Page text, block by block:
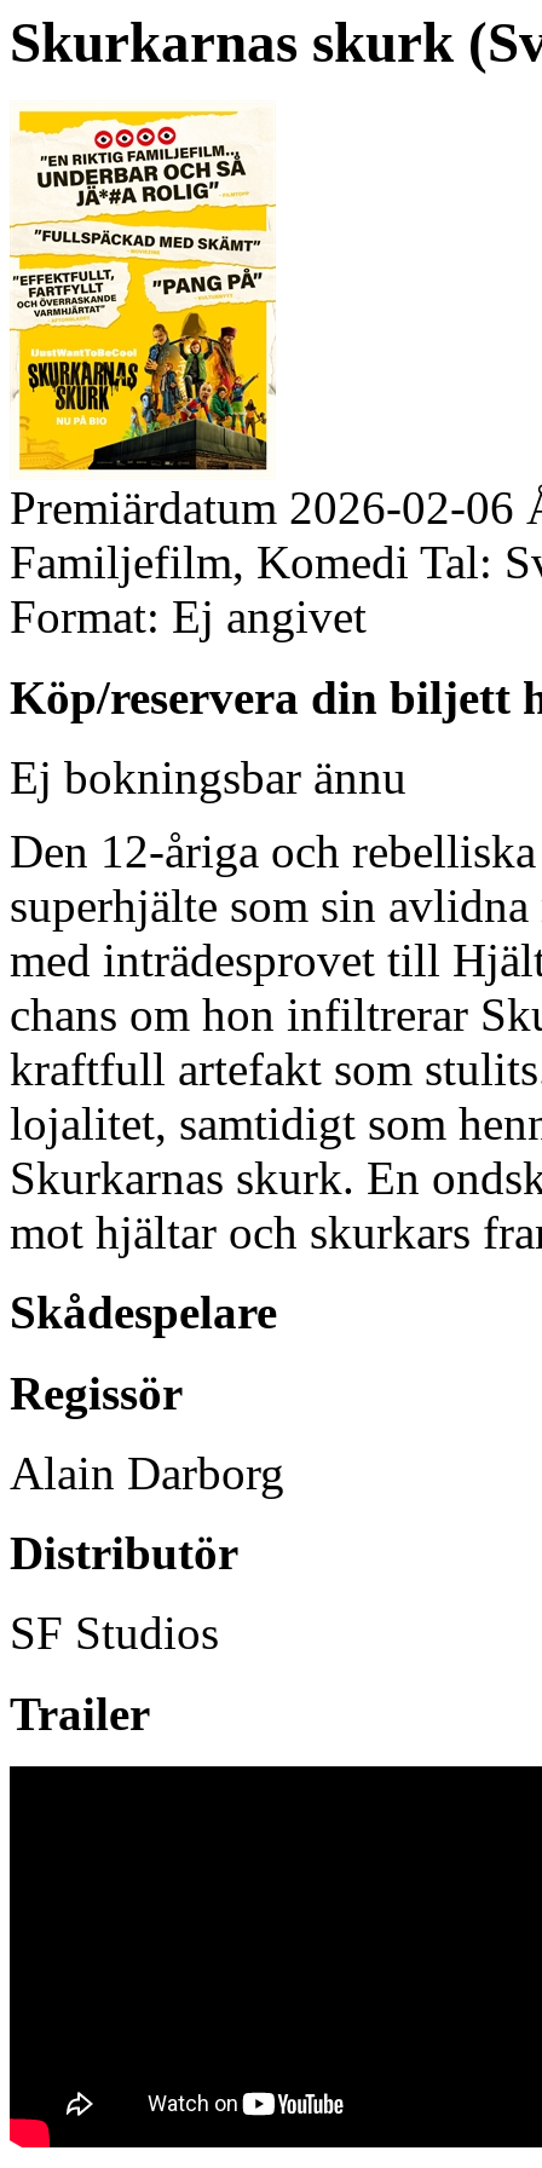
Skurkarnas skurk
Premiärdatum 2026-02-06
Familjefilm, Komedi Tal:
Format: Ej angivet
Köp/reservera din biljett
Ej bokningsbar ännu
Den 12-åriga och
superhjälte som sin
med inträdesprovet till
chans om hon infiltrerar
kraftfull artefakt som
lojalitet, samtidigt som
Skurkarnas skurk. En
mot hjältar och skurkars
Skådespelare
Regissör
Alain Darborg
Distributör
SF Studios
Trailer